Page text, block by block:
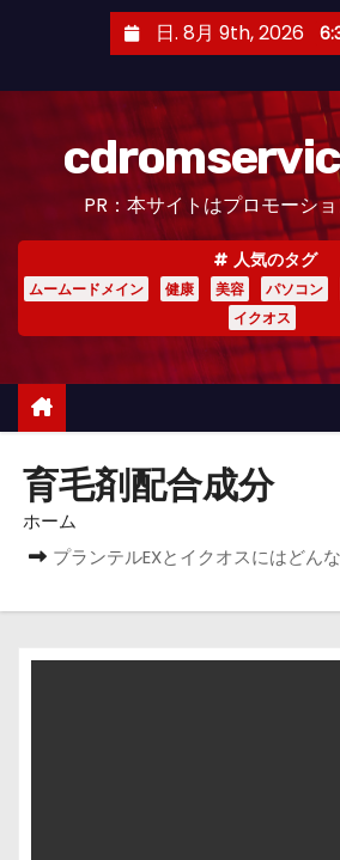
日. 8月 9th, 2026
PR：本サイトはプロモーシ
人気のタグ
ムームードメイン 健康 美容 パソコン
イクオス
育毛剤配合成分
ホーム
プランテルEXとイクオスにはどん